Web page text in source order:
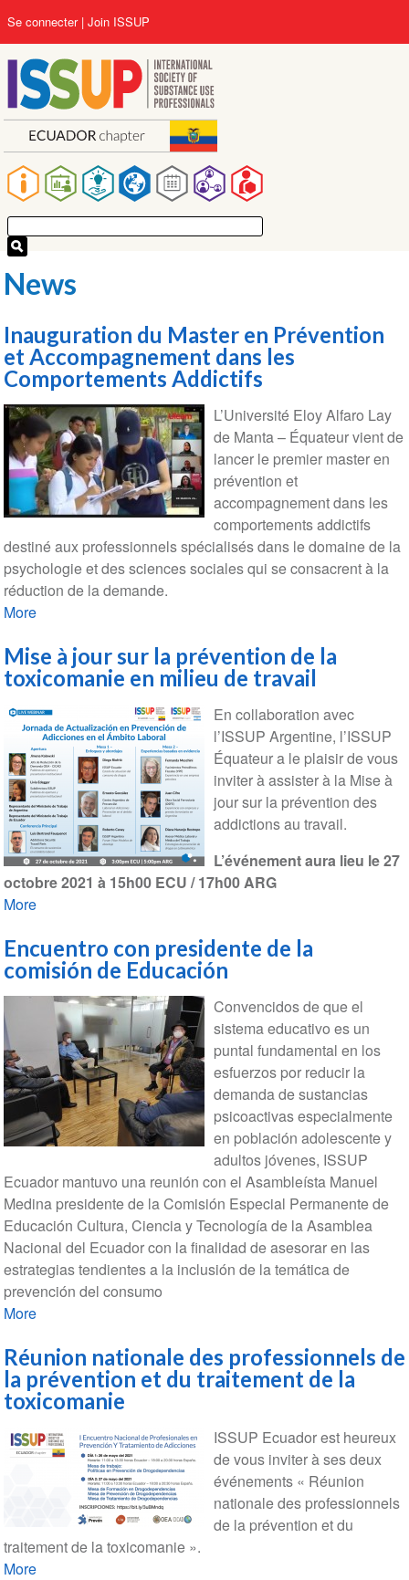
au
contenu
principal
Main
navigation
User
account
menu
Se connecter Join ISSUP
News
Inauguration du Master en Prévention
et Accompagnement dans les
Comportements Addictifs
L’Université Eloy Alfaro Lay
de Manta – Équateur vient de
lancer le premier master en
prévention et
accompagnement dans les
comportements addictifs
destiné aux professionnels spécialisés dans le domaine de la
psychologie et des sciences sociales qui se consacrent à la
réduction de la demande.
More
Mise à jour sur la prévention de la
toxicomanie en milieu de travail
En collaboration avec
l’ISSUP Argentine, l’ISSUP
Équateur a le plaisir de vous
inviter à assister à la Mise à
jour sur la prévention des
addictions au travail.
L’événement aura lieu le 27
octobre 2021 à 15h00 ECU / 17h00 ARG
More
Encuentro con presidente de la
comisión de Educación
Convencidos de que el
sistema educativo es un
puntal fundamental en los
esfuerzos por reducir la
demanda de sustancias
psicoactivas especialmente
en población adolescente y
adultos jóvenes, ISSUP
Ecuador mantuvo una reunión con el Asambleísta Manuel
Medina presidente de la Comisión Especial Permanente de
Educación Cultura, Ciencia y Tecnología de la Asamblea
Nacional del Ecuador con la finalidad de asesorar en las
estrategias tendientes a la inclusión de la temática de
prevención del consumo
More
Réunion nationale des professionnels de
la prévention et du traitement de la
toxicomanie
ISSUP Ecuador est heureux
de vous inviter à ses deux
événements « Réunion
nationale des professionnels
de la prévention et du
traitement de la toxicomanie ».
More